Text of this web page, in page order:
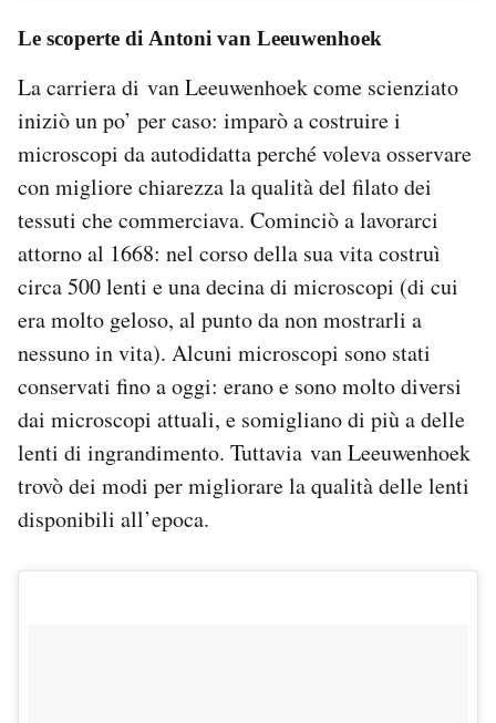
Le scoperte di Antoni van Leeuwenhoek
La carriera di van Leeuwenhoek come scienziato
iniziò un po’ per caso: imparò a costruire i
microscopi da autodidatta perché voleva osservare
con migliore chiarezza la qualità del filato dei
tessuti che commerciava. Cominciò a lavorarci
attorno al 1668: nel corso della sua vita costruì
circa 500 lenti e una decina di microscopi (di cui
era molto geloso, al punto da non mostrarli a
nessuno in vita). Alcuni microscopi sono stati
conservati fino a oggi: erano e sono molto diversi
dai microscopi attuali, e somigliano di più a delle
lenti di ingrandimento. Tuttavia van Leeuwenhoek
trovò dei modi per migliorare la qualità delle lenti
disponibili all’epoca.